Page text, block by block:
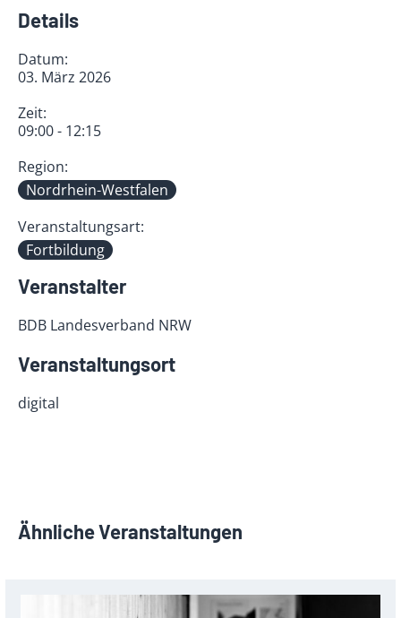
Details
Datum:
03. März 2026
Zeit:
09:00 - 12:15
Region:
Nordrhein-Westfalen
Veranstaltungsart:
Fortbildung
Veranstalter
BDB Landesverband NRW
Veranstaltungsort
digital
Ähnliche Veranstaltungen